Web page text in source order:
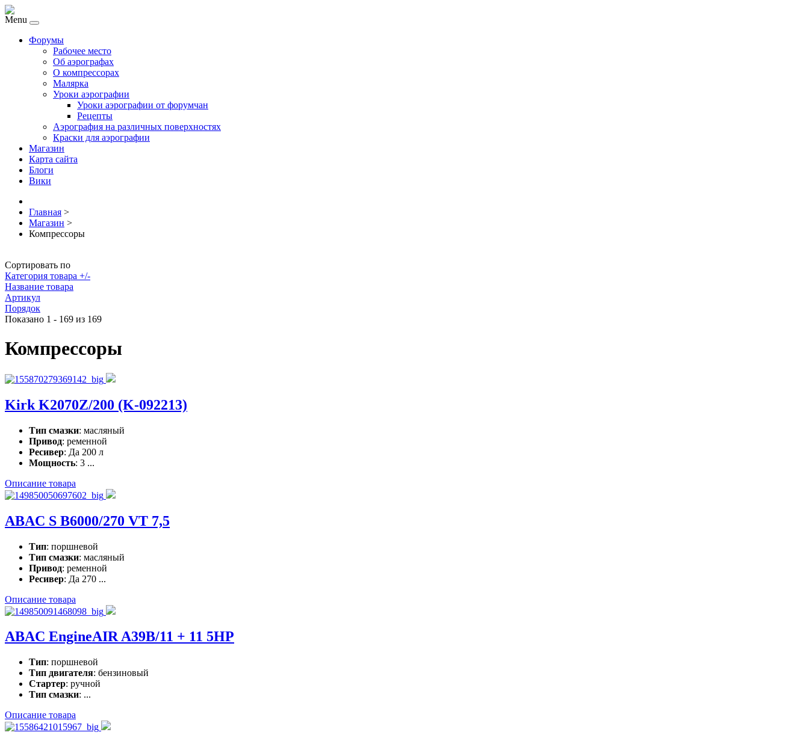
Menu
Форумы
Рабочее место
Об аэрографах
О компрессорах
Малярка
Уроки аэрографии
Уроки аэрографии от форумчан
Рецепты
Аэрография на различных поверхностях
Краски для аэрографии
Магазин
Карта сайта
Блоги
Вики
Главная >
Магазин >
Компрессоры
Сортировать по
Категория товара +/-
Название товара
Артикул
Порядок
Показано 1 - 169 из 169
Компрессоры
Kirk K2070Z/200 (K-092213)
Тип смазки: масляный
Привод: ременной
Ресивер: Да 200 л
Мощность: 3 ...
Описание товара
ABAC S B6000/270 VT 7,5
Тип: поршневой
Тип смазки: масляный
Привод: ременной
Ресивер: Да 270 ...
Описание товара
ABAC EngineAIR A39B/11 + 11 5HP
Тип: поршневой
Тип двигателя: бензиновый
Стартер: ручной
Тип смазки: ...
Описание товара